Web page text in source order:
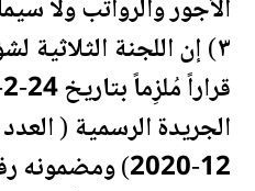
الأجور والرواتب ولا
٣) إن اللجنة
12-2020)